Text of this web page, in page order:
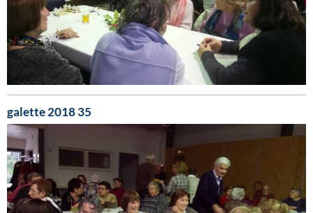
galette 2018 35